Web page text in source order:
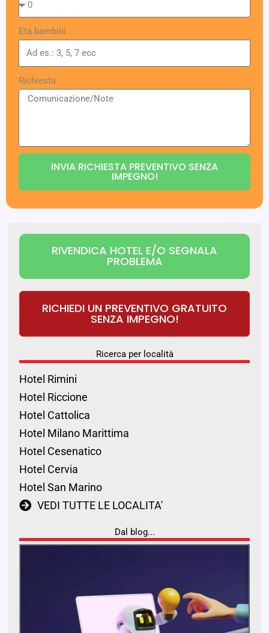
Eta bambini
Richiesta
INVIA RICHIESTA PREVENTIVO SENZA
IMPEGNO!
RIVENDICA HOTEL E/O SEGNALA
PROBLEMA
RICHIEDI UN PREVENTIVO GRATUITO
SENZA IMPEGNO!
Ricerca per località
Hotel Rimini
Hotel Riccione
Hotel Cattolica
Hotel Milano Marittima
Hotel Cesenatico
Hotel Cervia
Hotel San Marino
VEDI TUTTE LE LOCALITA'
Dal blog...